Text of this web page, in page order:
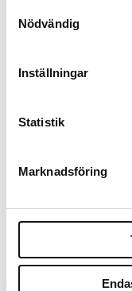
Nödvändig
Inställningar
Statistik
Marknadsföring
kan
15 juni